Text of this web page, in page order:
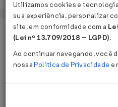
Página Inicial Legislações
Decreto
Utilizamos cookies e
sua experiência, personalizar
site, em conformidade com a
(Lei nº 13.709/2018 – LGPD).
Ao continuar navegando, você
nossaPolítica de Privacidade e